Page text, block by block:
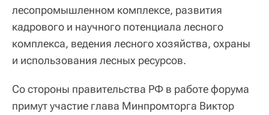
лесопромышленном комплексе, развития
кадрового и научного потенциала лесного
комплекса, ведения лесного хозяйства, охраны
и использования лесных ресурсов.
Со стороны правительства РФ в работе форума
примут участие глава Минпромторга Виктор